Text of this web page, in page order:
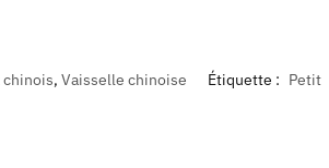
chinois, Vaisselle chinoise Étiquette : Petit